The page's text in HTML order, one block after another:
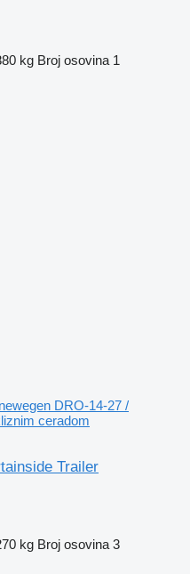
kg Broj osovina 1
DRO-14-27 /
ceradom
Trailer
kg Broj osovina 3